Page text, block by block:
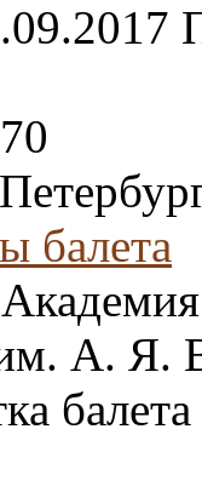
балета
А. Я.
балета